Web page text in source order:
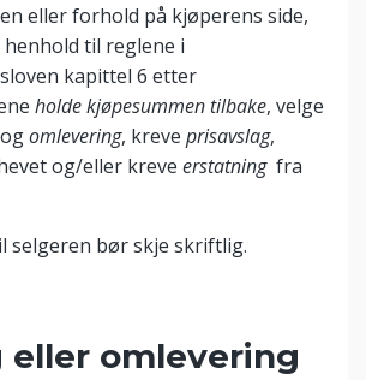
eller forhold på kjøperens side,
til reglene i
kapittel 6 etter
holde kjøpesummen tilbake, velge
ogomlevering, kreve prisavslag,
og/eller kreve erstatning fra
selgeren bør skje skriftlig.
eller omlevering